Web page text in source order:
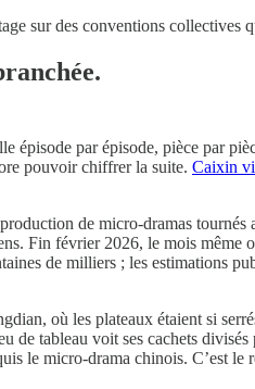
sur des conventions collectives
épisode par épisode, pièce par
pouvoir chiffrer la suite. Caixin
de micro-dramas tournés
Fin février 2026, le mois même
de milliers ; les estimations
où les plateaux étaient si
de tableau voit ses cachets
le micro-drama chinois. C’est le